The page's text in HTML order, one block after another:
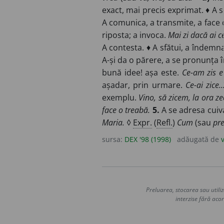
exact, mai precis exprimat. ♦ A
A comunica, a transmite, a face
riposta; a invoca. Mai zi dacă ai ce.
A contesta. ♦ A sfătui, a
A-și da o părere, a se pronunța
bună idee! așa este. Ce-am zis
așadar, prin urmare. Ce-ai
exemplu. Vino, să zicem, la ora
face o treabă. 5. A se adresa
Maria. ◊ Expr. (Refl.) Cum (sau
sursa: DEX '98 (1998) adăugată de
Preluarea, stocarea sau
interzise fără